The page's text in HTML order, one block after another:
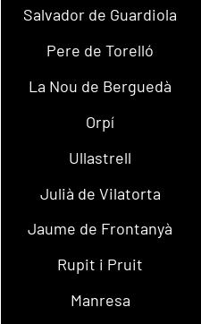
Salvador de Guardiola
Pere de Torelló
La Nou de Berguedà
Orpí
Ullastrell
Julià de Vilatorta
Jaume de Frontanyà
Rupit i Pruit
Manresa